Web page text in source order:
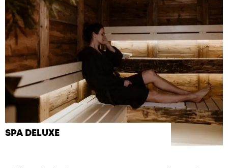
SPA DELUXE